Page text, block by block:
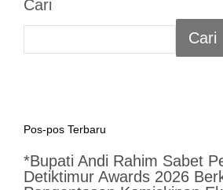
Cari
Cari
Pos-pos Terbaru
*Bupati Andi Rahim Sabet
Detiktimur Awards 2026